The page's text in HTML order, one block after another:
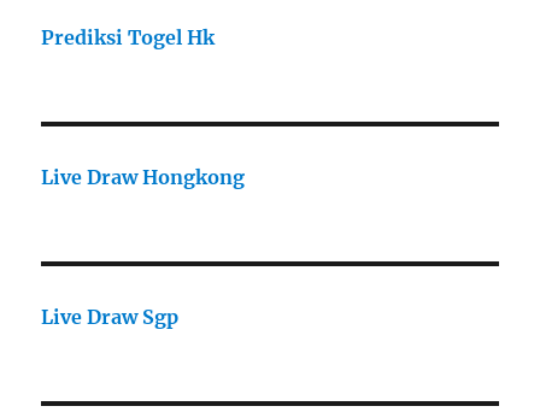
Prediksi Togel Hk
Live Draw Hongkong
Live Draw Sgp